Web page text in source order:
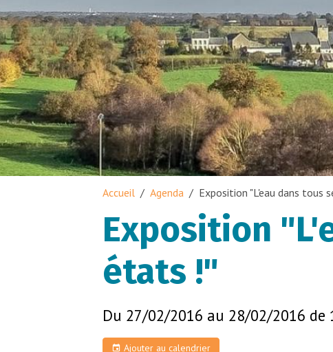
Accueil Agenda Exposition "L'eau dans tous
Exposition
états !"
Du 27/02/2016 au 28/02/2016 de
Ajouter au calendrier